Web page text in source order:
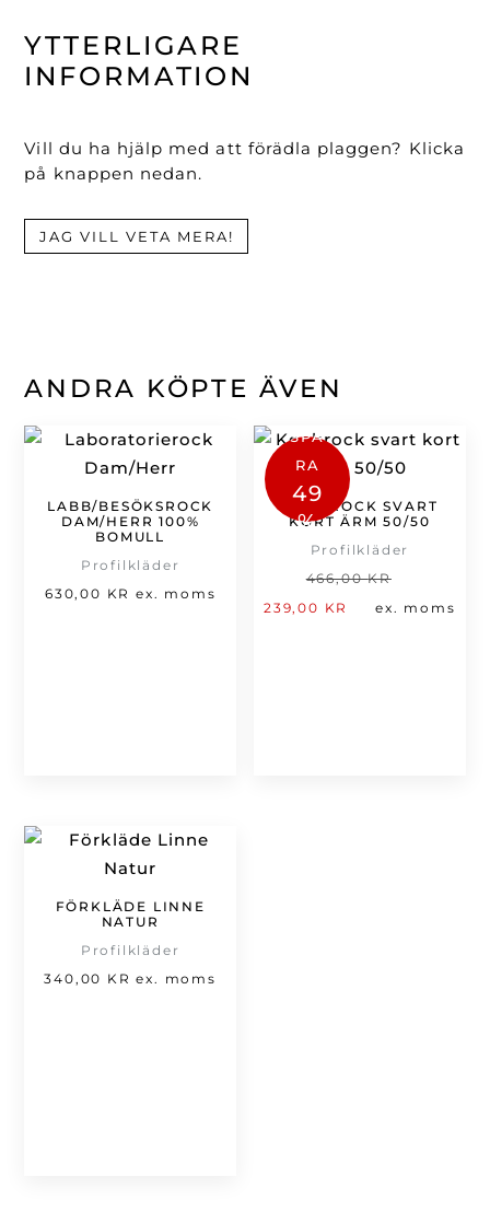
YTTERLIGARE
INFORMATION
Vill du ha hjälp med att förädla plaggen? Klicka
på knappen nedan.
JAG VILL VETA MERA!
ANDRA KÖPTE ÄVEN
LABB/BESÖKSROCK
DAM/HERR 100%
BOMULL
Profilkläder
630,00 KR ex. moms
SPA
RA
49
%
KOCKROCK SVART
KORT ÄRM 50/50
Profilkläder
466,00KR
239,00 KR
Det
ex. moms
FÖRKLÄDE LINNE
NATUR
Profilkläder
340,00 KR ex. moms